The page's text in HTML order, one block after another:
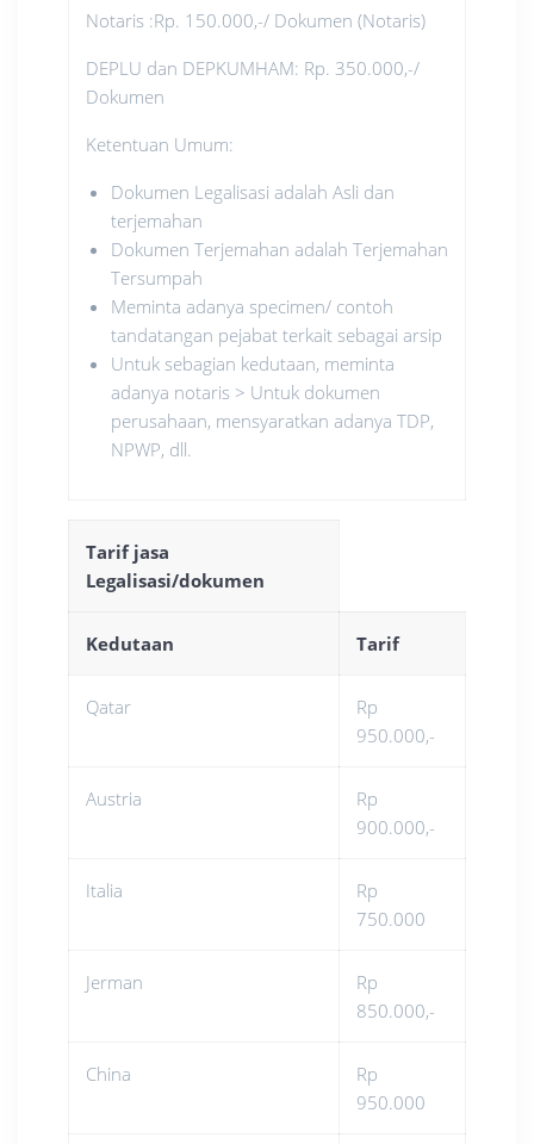
Notaris :Rp. 150.000,-/ Dokumen (Notaris)
DEPLU dan DEPKUMHAM: Rp. 350.000,-/
Dokumen
Ketentuan Umum:
Dokumen Legalisasi adalah Asli dan
terjemahan
Dokumen Terjemahan adalah Terjemahan
Tersumpah
Meminta adanya specimen/ contoh
tandatangan pejabat terkait sebagai arsip
Untuk sebagian kedutaan, meminta
adanya notaris > Untuk dokumen
perusahaan, mensyaratkan adanya TDP,
NPWP, dll.
Tarif jasa
Legalisasi/dokumen
Kedutaan Tarif
Qatar
Rp
950.000,-
Austria
Rp
900.000,-
Italia
Rp
750.000
Jerman
Rp
850.000,-
China
Rp
950.000